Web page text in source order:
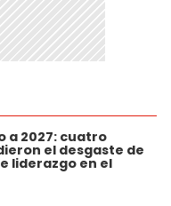
a 2027: cuatro
el desgaste de
liderazgo en el